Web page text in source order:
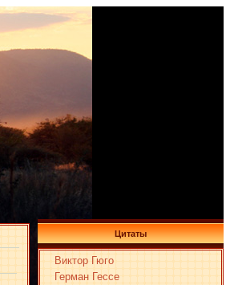
Цитаты
Виктор Гюго
Герман Гессе